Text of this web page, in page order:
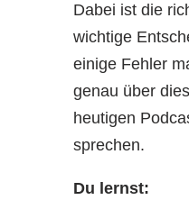
Dabei ist die
wichtige
einige Fehler
genau über
heutigen
sprechen.
Du lernst: